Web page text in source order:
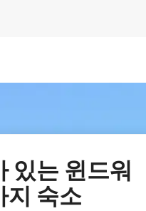
있는 윈드워
지 숙소